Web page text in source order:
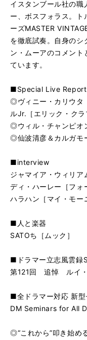
イスタンブール社の職
ー、ボスフォラス。ト
ーズMASTER
を徹底試奏。自身のシ
ン・ムーアのコメント
ています。
■Special Live Report
◎ヴィニー・カリウタ
ルJr.［エリック・クラ
◎ウィル・チャンピオ
◎仙波清彦＆カルガモ
■interview
ジャマイア・ウィリア
ディ・ハーレー［フォ
ハラハン［マイ・モー
■人と楽器
SATOち［ムック］
■ドラマー立志風雲録
第121回 追悼 ルイ・
■全ドラマー対応 新型
DM Seminars for All
◎“これから”叩き始め